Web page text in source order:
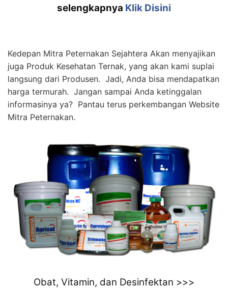
selengkapnya Klik Disini
Kedepan Mitra Peternakan Sejahtera Akan menyajikan
juga Produk Kesehatan Ternak, yang akan kami suplai
langsung dari Produsen. Jadi, Anda bisa mendapatkan
harga termurah. Jangan sampai Anda ketinggalan
informasinya ya? Pantau terus perkembangan Website
Mitra Peternakan.
Obat, Vitamin, dan Desinfektan >>>